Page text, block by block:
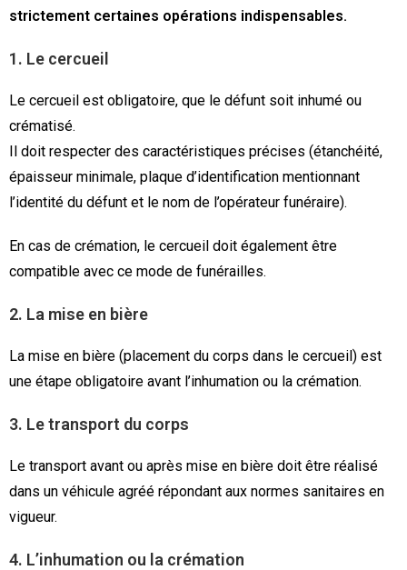
strictement certaines opérations indispensables.
1. Le cercueil
Le cercueil est obligatoire, que le défunt soit inhumé ou
crématisé.
Il doit respecter des caractéristiques précises (étanchéité,
épaisseur minimale, plaque d’identification mentionnant
l’identité du défunt et le nom de l’opérateur funéraire).
En cas de crémation, le cercueil doit également être
compatible avec ce mode de funérailles.
2. La mise en bière
La mise en bière (placement du corps dans le cercueil) est
une étape obligatoire avant l’inhumation ou la crémation.
3. Le transport du corps
Le transport avant ou après mise en bière doit être réalisé
dans un véhicule agréé répondant aux normes sanitaires en
vigueur.
4. L’inhumation ou la crémation